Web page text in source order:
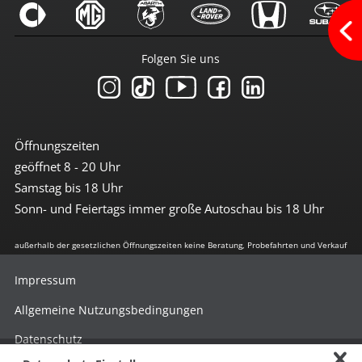
Navigation
Radio
Radio mit Farbdisplay
Radio mit Touchscreen
Touchscreen
Sicherheit
3te Bremsleuchte
6x Airbag
Abstandswarnsystem
Antiblockiersystem
Beifahrerairbag abschaltbar
Bremsassistent
Einparkhilfe vorn + hinten
Fernlichtassistent
Öffnungszeiten
geöffnet 8 - 20 Uhr
Samstag bis 18 Uhr
Sonn- und Feiertags immer große Autoschau bis 18 Uhr
Folgen Sie uns
außerhalb der gesetzlichen Öffnungszeiten keine Beratung, Probefahrten und Verkauf
Impressum
Allgemeine Nutzungsbedingungen
Datenschutz